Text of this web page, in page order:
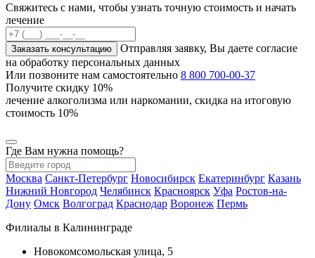
Свяжитесь с нами, чтобы узнать точную стоимость и начать
лечение
Заказать консультацию
Отправляя заявку, Вы даете согласие
на обработку персональных данных
Или позвоните нам самостоятельно 8 800 700-00-37
Получите скидку 10%
лечение алкоголизма или наркомании, скидка на итоговую
стоимость 10%
Где Вам нужна помощь?
Москва Санкт-Петербург Новосибирск Екатеринбург Казань
Нижний Новгород Челябинск Красноярск Уфа Ростов-на-
Дону Омск Волгоград Краснодар Воронеж Пермь
Филиалы в Калининграде
Новокомсомольская улица, 5